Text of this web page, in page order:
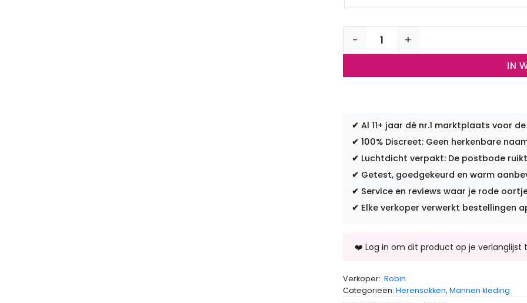
IN
✔ Al 11+ jaar dé nr.1 marktplaats voor
✔ 100% Discreet: Geen herkenbare
✔ Luchtdicht verpakt: De postbode
✔ Getest, goedgekeurd en warm
✔ Service en reviews waar je rode
✔ Elke verkoper verwerkt bestellingen
Verkoper: Robin
Categorieën: Herensokken, Mannen kleding